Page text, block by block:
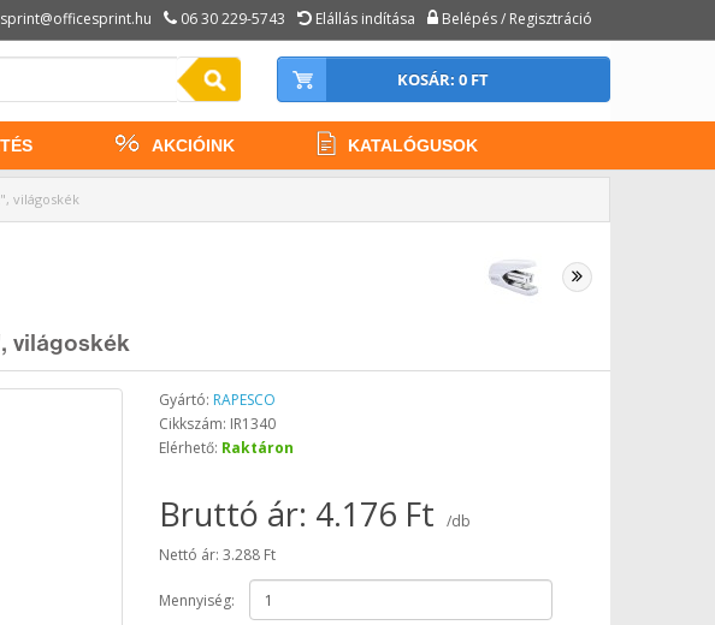
06 30 229-5743 Elállás indítása Belépés / Regisztráció
KOSÁR: 0 FT
AKCIÓINK KATALÓGUSOK
világoskék
világoskék
Gyártó: RAPESCO
Cikkszám: IR1340
Elérhető: Raktáron
Bruttó ár: 4.176 Ft
/db
Nettó ár: 3.288 Ft
Mennyiség: